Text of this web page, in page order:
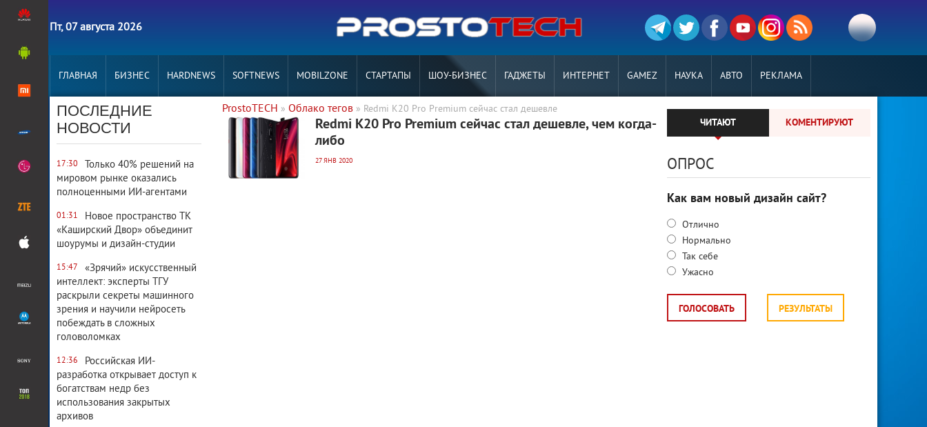
Пт, 07 августа 2026
ГЛАВНАЯ БИЗНЕС HARDNEWS SOFTNEWS MOBILZONE СТАРТАПЫ ШОУ-БИЗНЕС ГАДЖЕТЫ ИНТЕРНЕТ GAMEZ НАУКА АВТО РЕКЛАМА
ПОСЛЕДНИЕ
НОВОСТИ
17:30
Только 40% решений на
мировом рынке оказались
полноценными ИИ-агентами
01:31
Новое пространство ТК
«Каширский Двор» объединит
шоурумы и дизайн-студии
15:47
«Зрячий» искусственный
интеллект: эксперты ТГУ
раскрыли секреты машинного
зрения и научили нейросеть
побеждать в сложных
головоломках
12:36
Российская ИИ-
разработка открывает доступ к
богатствам недр без
использования закрытых
архивов
ProstoTECH » Облако тегов » Redmi K20 Pro Premium сейчас стал дешевле
4 464 0
Redmi K20 Pro Premium сейчас стал дешевле, чем когда-
либо
27 ЯНВ 2020
ЧИТАЮТ КОМЕНТИРУЮТ
ОПРОС
Как вам новый дизайн сайт?
Отлично
Нормально
Так себе
Ужасно
ГОЛОСОВАТЬ РЕЗУЛЬТАТЫ